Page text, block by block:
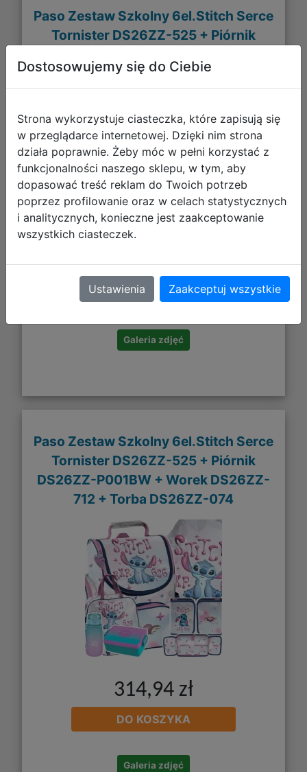
Paso Zestaw Szkolny 6el.Stitch Serce
Tornister DS26ZZ-525 + Piórnik
Torebka DS26ZZ-108
302,45 zł
DO KOSZYKA
Galeria zdjęć
Paso Zestaw Szkolny 6el.Stitch Serce
Tornister DS26ZZ-525 + Piórnik
DS26ZZ-P001BW + Worek DS26ZZ-
712 + Torba DS26ZZ-074
314,94 zł
DO KOSZYKA
Galeria zdjęć
Dostosowujemy się do Ciebie
Strona wykorzystuje ciasteczka, które zapisują się
w przeglądarce internetowej. Dzięki nim strona
działa poprawnie. Żeby móc w pełni korzystać z
funkcjonalności naszego sklepu, w tym, aby
dopasować treść reklam do Twoich potrzeb
poprzez profilowanie oraz w celach statystycznych
i analitycznych, konieczne jest zaakceptowanie
wszystkich ciasteczek.
Ustawienia Zaakceptuj wszystkie